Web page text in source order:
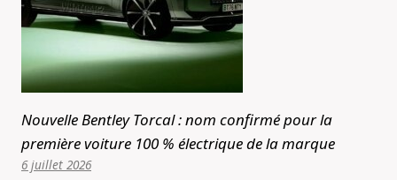
Nouvelle Bentley Torcal : nom confirmé pour la
première voiture 100 % électrique de la marque
6 juillet 2026